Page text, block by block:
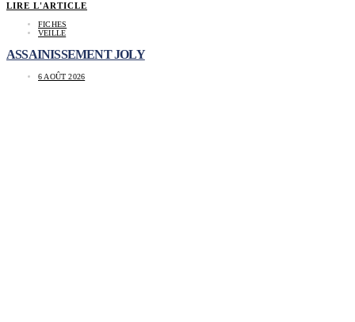
LIRE L'ARTICLE
FICHES
VEILLE
ASSAINISSEMENT JOLY
6 AOÛT 2026